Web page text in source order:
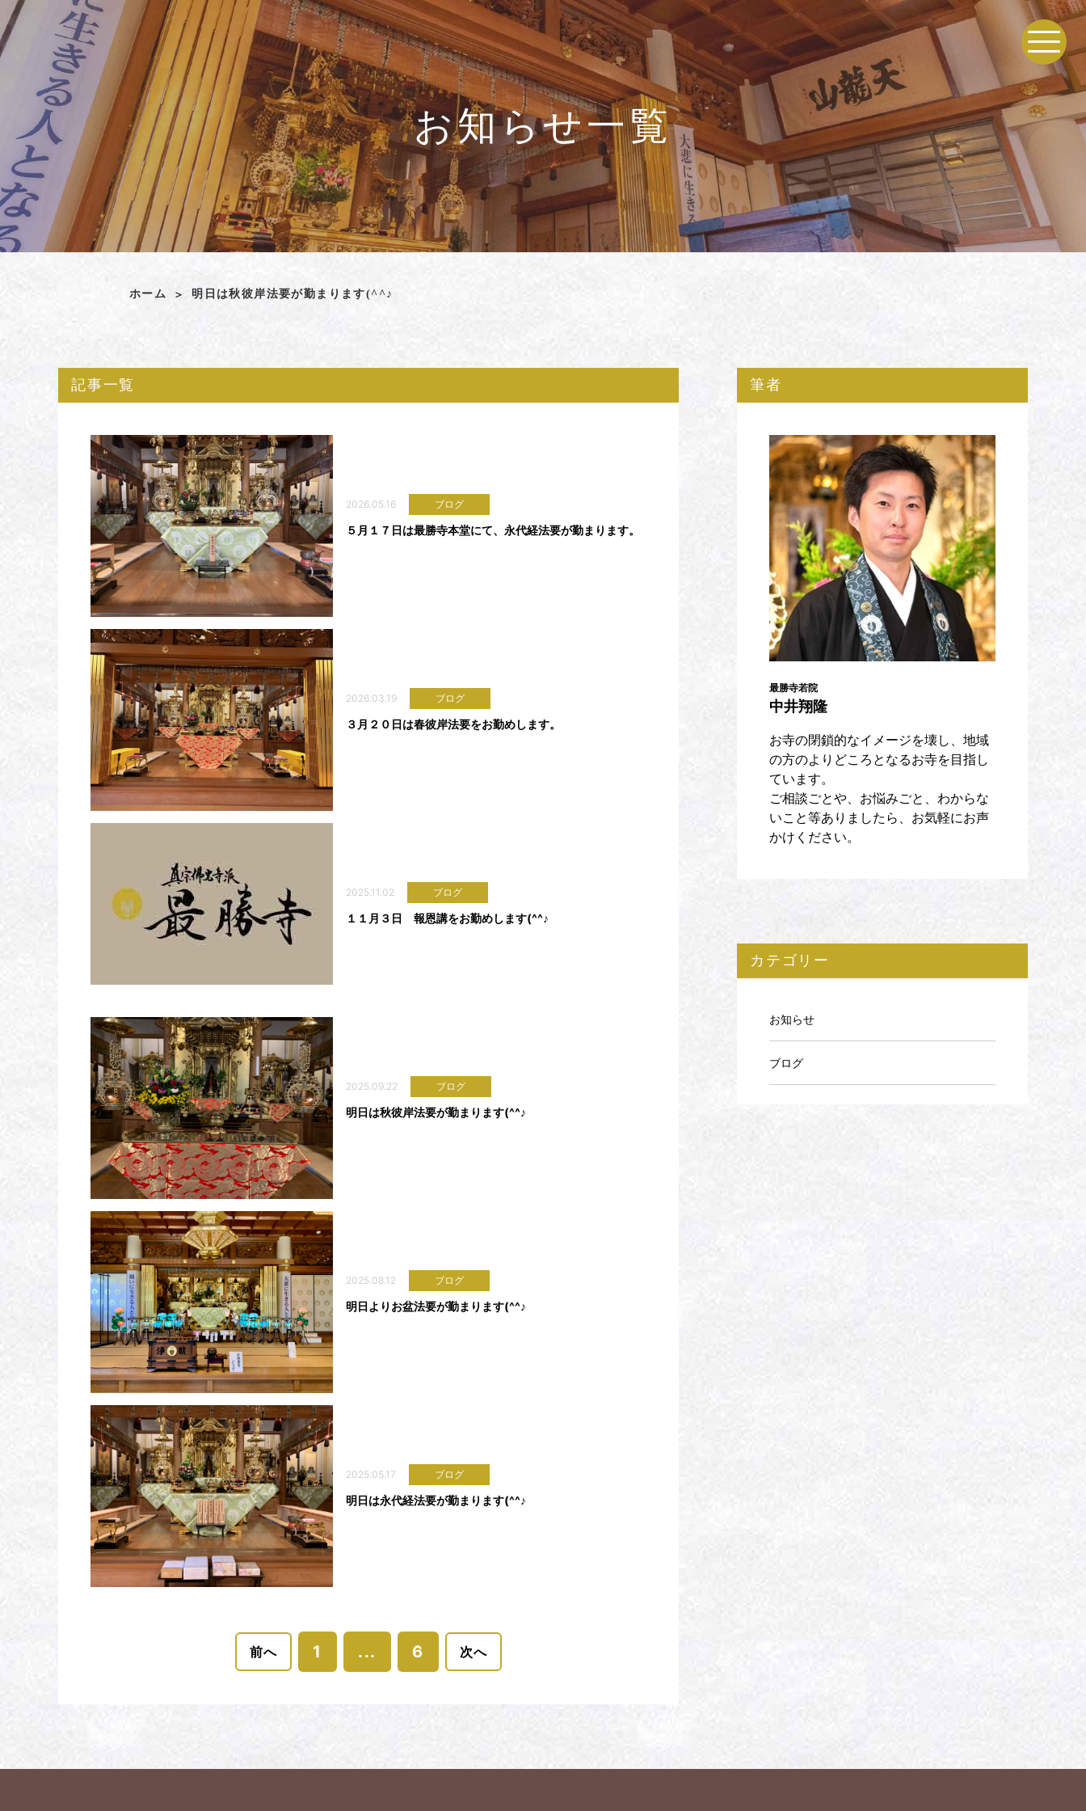
お知らせ一覧
ホーム 明日は秋彼岸法要が勤まります(^^♪
記事一覧
2026.05.16 ブログ
５月１７日は最勝寺本堂にて、永代経法要が勤まります。
2026.03.19 ブログ
３月２０日は春彼岸法要をお勤めします。
2025.11.02 ブログ
１１月３日 報恩講をお勤めします(^^♪
2025.09.22 ブログ
明日は秋彼岸法要が勤まります(^^♪
2025.08.12 ブログ
明日よりお盆法要が勤まります(^^♪
2025.05.17 ブログ
明日は永代経法要が勤まります(^^♪
前へ 1 ... 6 次へ
筆者
最勝寺若院
中井翔隆
お寺の閉鎖的なイメージを壊し、地域
の方のよりどころとなるお寺を目指し
ています。
ご相談ごとや、お悩みごと、わからな
いこと等ありましたら、お気軽にお声
かけください。
カテゴリー
お知らせ
ブログ